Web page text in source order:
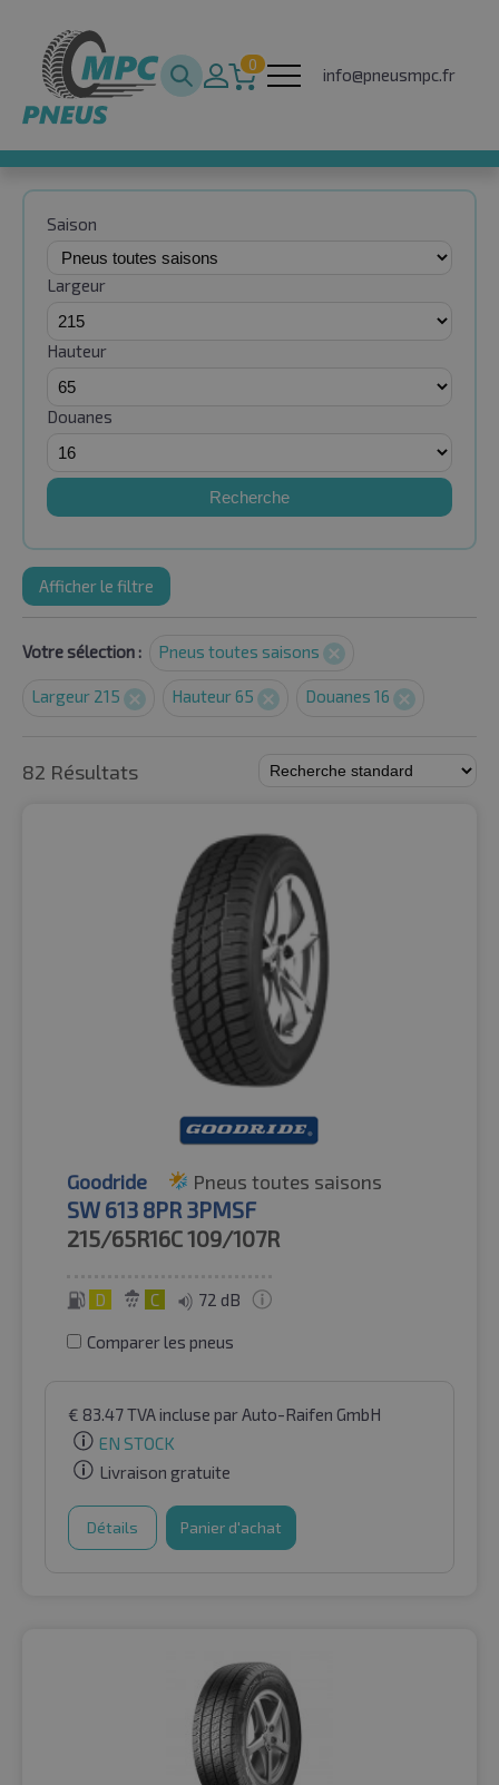
0
info@pneusmpc.fr
Saison
Largeur
Hauteur
Douanes
Recherche
Afficher le filtre
Votre sélection : Pneus toutes saisons
Largeur 215 Hauteur 65 Douanes 16
82 Résultats
Goodride Pneus toutes saisons
SW 613 8PR 3PMSF
215/65R16C109/107R
D C 72 dB
Comparer les pneus
€ 83.47TVA incluse par Auto-Raifen GmbH
EN STOCK
Livraison gratuite
Détails Panier d'achat